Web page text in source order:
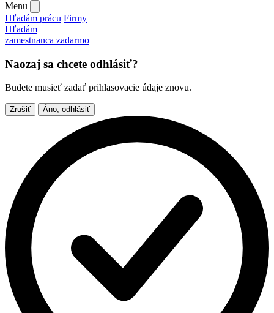
Menu
Hľadám prácu Firmy
Hľadám
zamestnanca zadarmo
Naozaj sa chcete odhlásiť?
Budete musieť zadať prihlasovacie údaje znovu.
Zrušiť Áno, odhlásiť